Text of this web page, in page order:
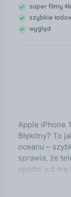
spełnia
wyjątkowe
użytkowaniu.
super filmy 4k
szybkie
wygląd
Apple iPhone
Błękitny? To
oceanu –
sprawia, że
spodni już nie
marzenie,